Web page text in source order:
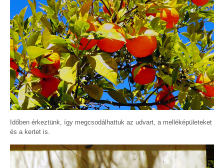
Időben érkeztünk, így megcsodálhattuk az udvart, a melléképületeket
és a kertet is.